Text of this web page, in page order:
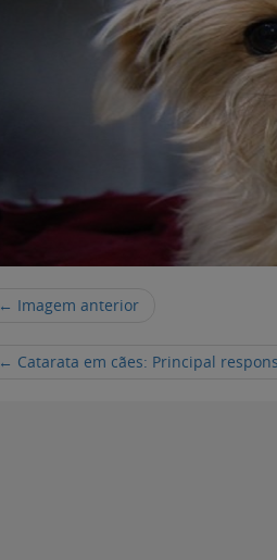
← Imagem anterior
← Catarata em cães: Principal